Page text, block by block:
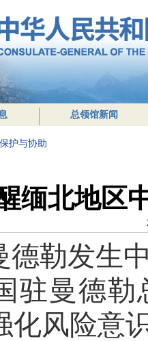
总领馆新闻
护与协助
缅北地区
德勒发生
驻曼德
化风险意